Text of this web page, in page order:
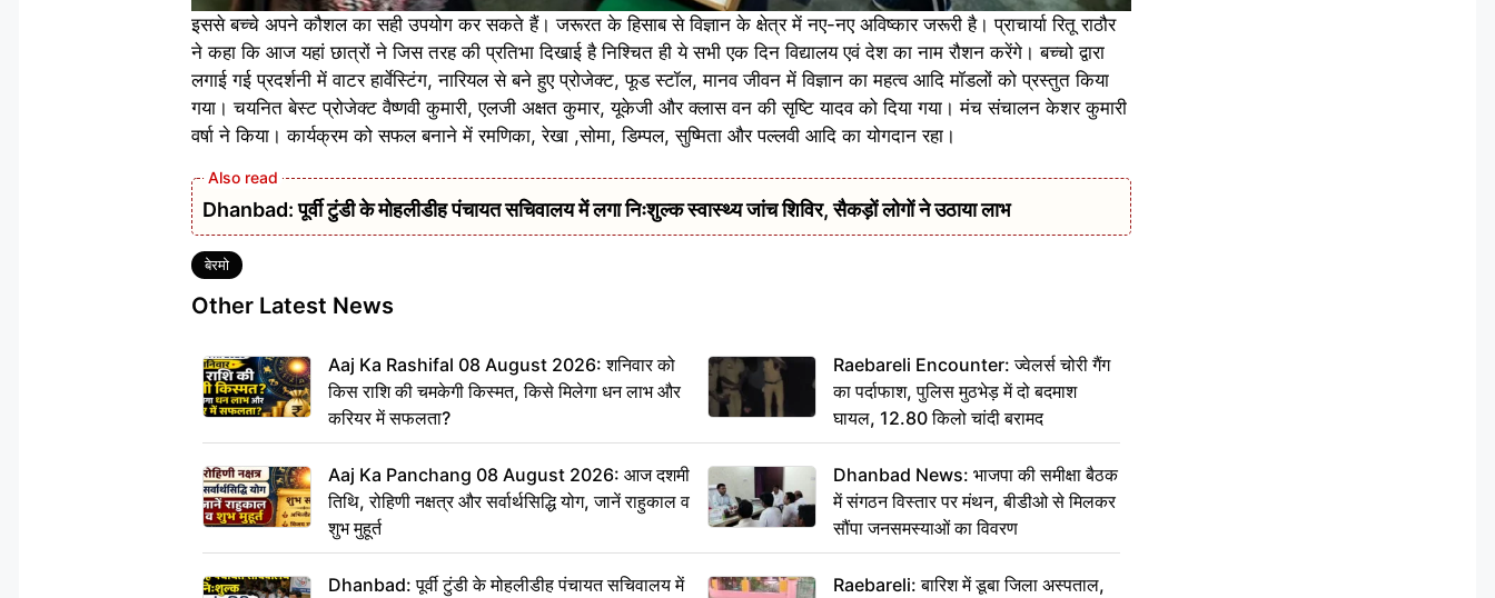
इससे बच्चे अपने कौशल का सही उपयोग कर सकते हैं। जरूरत के हिसाब से विज्ञान के क्षेत्र में नए-नए अविष्कार जरूरी है। प्राचार्या रितू राठौर
ने कहा कि आज यहां छात्रों ने जिस तरह की प्रतिभा दिखाई है निश्चित ही ये सभी एक दिन विद्यालय एवं देश का नाम रौशन करेंगे। बच्चो द्वारा
लगाई गई प्रदर्शनी में वाटर हार्वेस्टिंग, नारियल से बने हुए प्रोजेक्ट, फूड स्टॉल, मानव जीवन में विज्ञान का महत्व आदि मॉडलों को प्रस्तुत किया
गया। चयनित बेस्ट प्रोजेक्ट वैष्णवी कुमारी, एलजी अक्षत कुमार, यूकेजी और क्लास वन की सृष्टि यादव को दिया गया। मंच संचालन केशर कुमारी
वर्षा ने किया। कार्यक्रम को सफल बनाने में रमणिका, रेखा ,सोमा, डिम्पल, सुष्मिता और पल्लवी आदि का योगदान रहा।
Dhanbad: पूर्वी टुंडी के मोहलीडीह पंचायत सचिवालय में लगा निःशुल्क स्वास्थ्य जांच शिविर, सैकड़ों लोगों ने उठाया लाभ
Tags
बेरमो
Other Latest News
Aaj Ka Rashifal 08 August 2026: शनिवार को
किस राशि की चमकेगी किस्मत, किसे मिलेगा धन लाभ और
करियर में सफलता?
Aaj Ka Panchang 08 August 2026: आज दशमी
तिथि, रोहिणी नक्षत्र और सर्वार्थसिद्धि योग, जानें राहुकाल व
शुभ मुहूर्त
Dhanbad: पूर्वी टुंडी के मोहलीडीह पंचायत सचिवालय में
Raebareli Encounter: ज्वेलर्स चोरी गैंग
का पर्दाफाश, पुलिस मुठभेड़ में दो बदमाश
घायल, 12.80 किलो चांदी बरामद
Dhanbad News: भाजपा की समीक्षा बैठक
में संगठन विस्तार पर मंथन, बीडीओ से मिलकर
सौंपा जनसमस्याओं का विवरण
Raebareli: बारिश में डूबा जिला अस्पताल,